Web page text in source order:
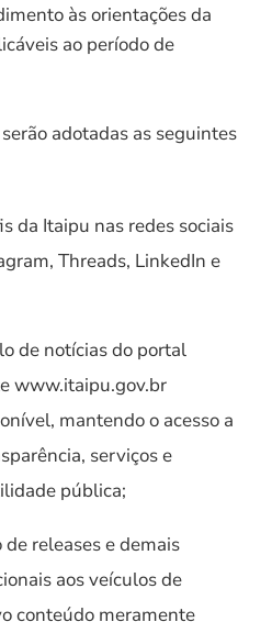
às orientações da
ao período de
adotadas as seguintes
da Itaipu nas redes sociais
Threads, LinkedIn e
de notícias do portal
www.itaipu.gov.br
mantendo o acesso a
serviços e
pública;
releases e demais
aos veículos de
conteúdo meramente